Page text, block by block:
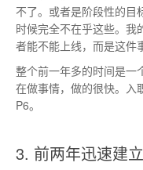
不了。或者是阶段性的目
时候完全不在乎这些。我
者能不能上线，而是这件
整个前一年多的时间是一
在做事情，做的很快。入
P6。
3. 前两年迅速建